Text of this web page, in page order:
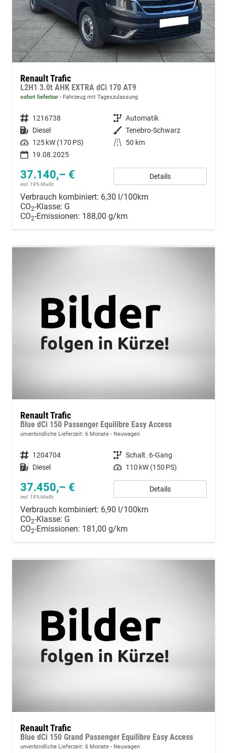
Renault Trafic
L2H1 3.0t AHK EXTRA dCi 170 AT9
sofort lieferbar Fahrzeug mit Tageszulassung
Fahrzeugnummer 1216738 Getriebe Automatik
Kraftstoff Diesel Außenfarbe Tenebro-Schwarz
Leistung 125 kW (170 PS) Kilometerstand
50 km
19.08.2025
37.140,– €
incl. 19% MwSt.
Details
Verbrauch kombiniert: 6,30 l/100km
CO2-Klasse: G
CO2-Emissionen: 188,00 g/km
Renault Trafic
Blue dCi 150 Passenger Equilibre Easy Access
unverbindliche Lieferzeit: 6 Monate Neuwagen
Fahrzeugnummer 1204704 Getriebe Schalt. 6-Gang
Kraftstoff Diesel Leistung 110 kW (150 PS)
37.450,– €
incl. 19% MwSt.
Details
Verbrauch kombiniert: 6,90 l/100km
CO2-Klasse: G
CO2-Emissionen: 181,00 g/km
Renault Trafic
Blue dCi 150 Grand Passenger Equilibre Easy Access
unverbindliche Lieferzeit: 6 Monate Neuwagen